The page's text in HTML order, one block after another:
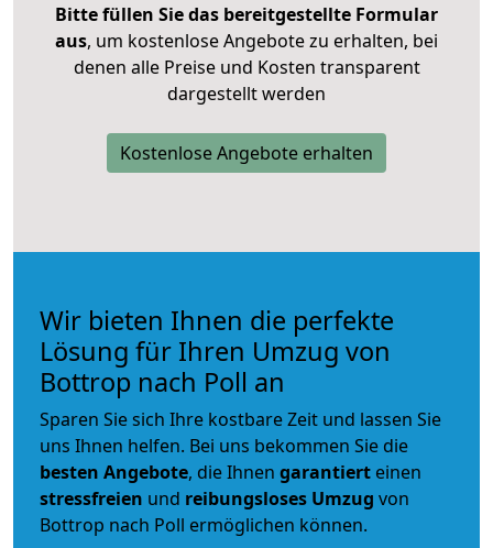
Bitte füllen Sie das bereitgestellte Formular
aus, um kostenlose Angebote zu erhalten, bei
denen alle Preise und Kosten transparent
dargestellt werden
Kostenlose Angebote erhalten
Wir bieten Ihnen die perfekte
Lösung für Ihren Umzug von
Bottrop nach Poll an
Sparen Sie sich Ihre kostbare Zeit und lassen Sie
uns Ihnen helfen. Bei uns bekommen Sie die
besten Angebote, die Ihnen garantiert einen
stressfreien und reibungsloses Umzug von
Bottrop nach Poll ermöglichen können.